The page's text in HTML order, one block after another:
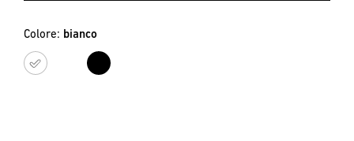
Colore: bianco
bianconero